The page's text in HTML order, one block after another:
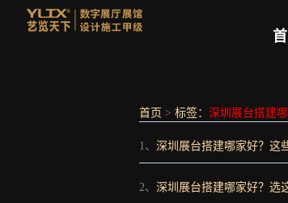
首页 > 标签： 深圳展台搭建
1、 深圳展台搭建哪家好？这
2、 深圳展台搭建哪家好？选